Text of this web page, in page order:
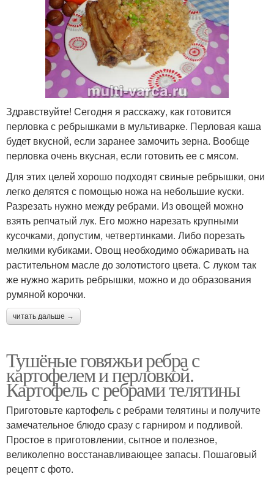
Здравствуйте! Сегодня я расскажу, как готовится
перловка с ребрышками в мультиварке. Перловая каша
будет вкусной, если заранее замочить зерна. Вообще
перловка очень вкусная, если готовить ее с мясом.
Для этих целей хорошо подходят свиные ребрышки, они
легко делятся с помощью ножа на небольшие куски.
Разрезать нужно между ребрами. Из овощей можно
взять репчатый лук. Его можно нарезать крупными
кусочками, допустим, четвертинками. Либо порезать
мелкими кубиками. Овощ необходимо обжаривать на
растительном масле до золотистого цвета. С луком так
же нужно жарить ребрышки, можно и до образования
румяной корочки.
читать дальше →
Тушёные говяжьи ребра с
картофелем и перловкой.
Картофель с ребрами телятины
Приготовьте картофель с ребрами телятины и получите
замечательное блюдо сразу с гарниром и подливой.
Простое в приготовлении, сытное и полезное,
великолепно восстанавливающее запасы. Пошаговый
рецепт с фото.